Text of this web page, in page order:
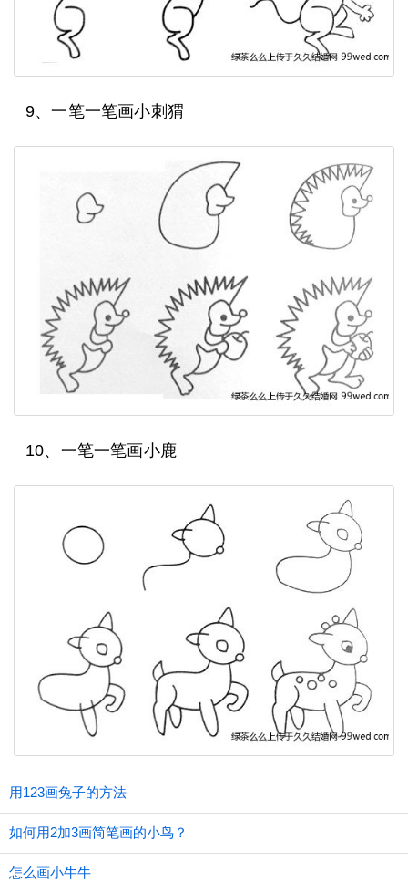
9、一笔一笔画小刺猬
10、一笔一笔画小鹿
用123画兔子的方法
如何用2加3画简笔画的小鸟？
怎么画小牛牛